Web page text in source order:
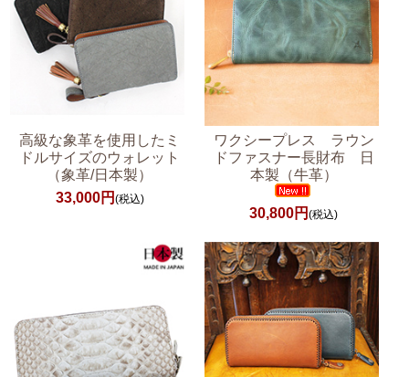
高級な象革を使用したミ
ドルサイズのウォレット
（象革/日本製）
33,000円 (税込)
ワクシープレス ラウン
ドファスナー長財布 日
本製（牛革）
30,800円(税込)